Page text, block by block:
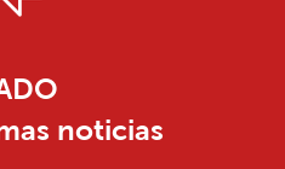
noticias